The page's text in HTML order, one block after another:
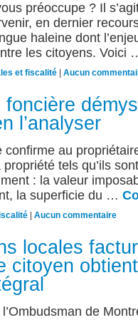
préoccupe ? Il
en dernier
haleine dont
les citoyens.
et fiscalité Aucun
foncière
l’analyser
confirme au
tels qu’ils
: la valeur
la superficie du …
Aucun commentaire
locales
citoyen
de